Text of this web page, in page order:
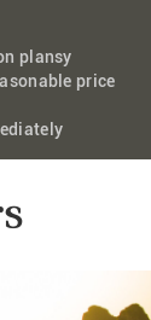
plansy
price